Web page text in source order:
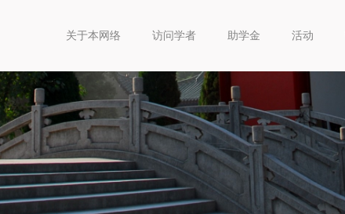
关于本网络 访问学者 助学金 活动